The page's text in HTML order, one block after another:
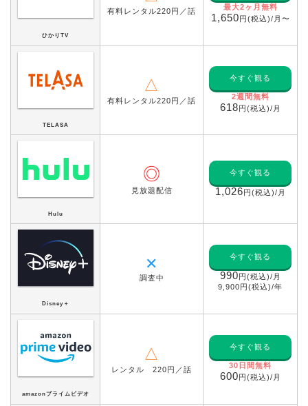
ひかりTV
有料レンタル220円／話 最大2ヶ月無料
1,650円(税込)/月〜
TELASA
△
有料レンタル220円／話
今すぐ観る
2週間無料
618円(税込)/月
Hulu
◎
見放題配信
今すぐ観る
1,026円(税込)/月
Disney＋
✕
調査中
今すぐ観る
990円(税込)/月
9,900円(税込)/年
amazonプライムビデオ
△
レンタル 220円／話
今すぐ観る
30日間無料
600円(税込)/月